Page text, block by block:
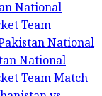
National
Team
National
National
Team Match